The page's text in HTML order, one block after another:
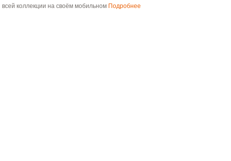
всей коллекции на своём мобильном Подробнее